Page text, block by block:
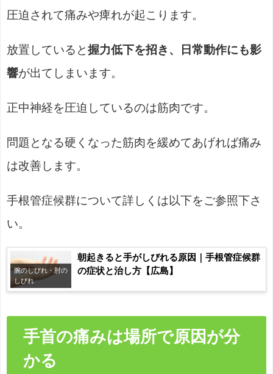
圧迫されて痛みや痺れが起こります。
放置していると 握力低下を招き、日常動作にも影
響が出てしまいます。
正中神経を圧迫しているのは筋肉です。
問題となる硬くなった筋肉を緩めてあげれば痛み
は改善します。
手根管症候群について詳しくは以下をご参照下さ
い。
腕のしびれ・肘の
しびれ
朝起きると手がしびれる原因｜手根管症候群
の症状と治し方【広島】
手首の痛みは場所で原因が分
かる